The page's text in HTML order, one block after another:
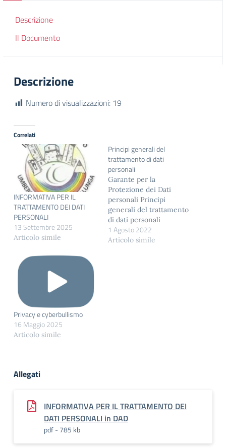
Descrizione
Il Documento
Descrizione
Numero di visualizzazioni: 19
Correlati
INFORMATIVA PER IL
TRATTAMENTO DEI DATI
PERSONALI
13 Settembre 2025
Articolo simile
Principi generali del
trattamento di dati
personali
Garante per la
Protezione dei Dati
personali Principi
generali del trattamento
di dati personali
1 Agosto 2022
Articolo simile
Privacy e cyberbullismo
16 Maggio 2025
Articolo simile
Allegati
INFORMATIVA PER IL TRATTAMENTO DEI
DATI PERSONALI in DAD
pdf - 785 kb